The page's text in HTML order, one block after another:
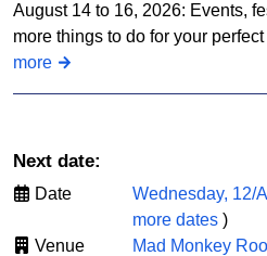
August 14 to 16, 2026: Events,
more things to do for your
more
Next date:
Date Wednesday, 12/
more dates )
Venue
Mad Monkey